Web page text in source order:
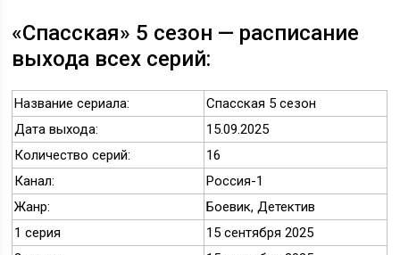
«Спасская» 5 сезон — расписание
выхода всех серий:
Название сериала:
Спасская 5 сезон
Дата выхода:
15.09.2025
Количество серий:
16
Канал:
Россия-1
Жанр:
Боевик, Детектив
1 серия
15 сентября 2025